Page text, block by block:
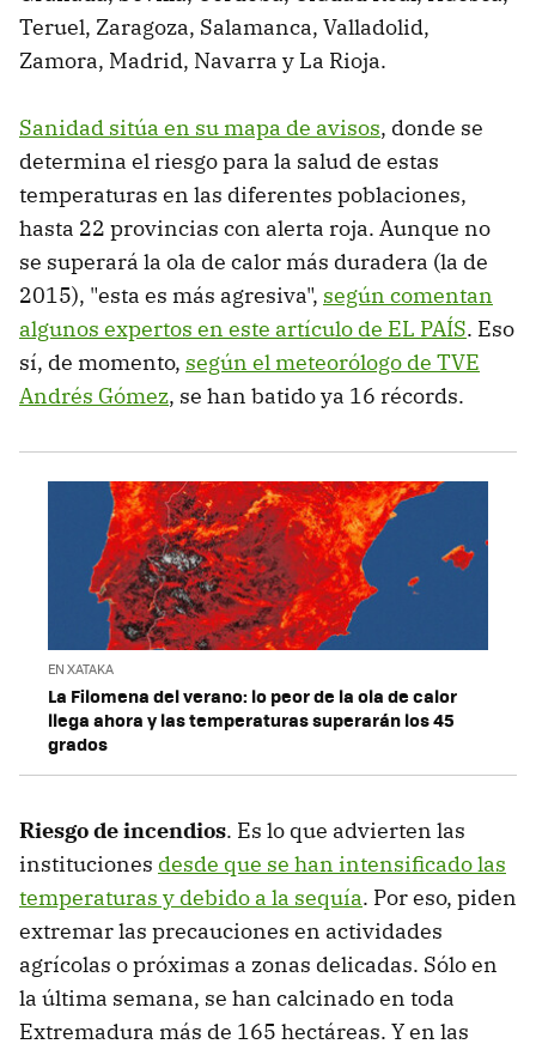
Teruel, Zaragoza, Salamanca, Valladolid,
Zamora, Madrid, Navarra y La Rioja.
Sanidad sitúa en su mapa de avisos, donde se
determina el riesgo para la salud de estas
temperaturas en las diferentes poblaciones,
hasta 22 provincias con alerta roja. Aunque no
se superará la ola de calor más duradera (la de
2015), "esta es más agresiva", según comentan
algunos expertos en este artículo de EL PAÍS. Eso
sí, de momento, según el meteorólogo de TVE
Andrés Gómez, se han batido ya 16 récords.
EN XATAKA
La Filomena del verano: lo peor de la ola de calor
llega ahora y las temperaturas superarán los 45
grados
Riesgo de incendios. Es lo que advierten las
instituciones desde que se han intensificado las
temperaturas y debido a la sequía. Por eso, piden
extremar las precauciones en actividades
agrícolas o próximas a zonas delicadas. Sólo en
la última semana, se han calcinado en toda
Extremadura más de 165 hectáreas. Y en las